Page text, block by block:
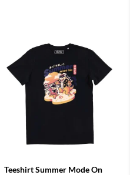
Teeshirt Summer Mode On